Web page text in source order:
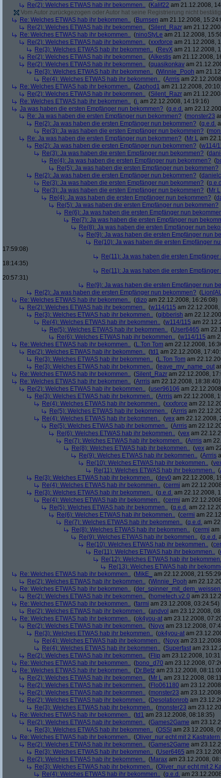
Re(2): Welches ETWAS hab ihr bekommen.. (Kalif22 am 21.12.2008,
Vom Autor zurückgezogen oder Autor hat seine Registrierung nicht
Re: Welches ETWAS hab ihr bekommen.. (Burnsen am 21.12.2008,
Re(2): Welches ETWAS hab ihr bekommen.. (Silent_Razr am
Re: Welches ETWAS hab ihr bekommen.. (ninoStyLe am 21.12.2008,
Re(2): Welches ETWAS hab ihr bekommen.. (xxxforce am 21.12.2008,
Re(3): Welches ETWAS hab ihr bekommen.. (RevX am 21.12.2008,
Re(2): Welches ETWAS hab ihr bekommen.. (Alkestis am 21.12.2008,
Re(2): Welches ETWAS hab ihr bekommen.. (quasikonkav am
Re(3): Welches ETWAS hab ihr bekommen.. (Winnie_Pooh am
Re(4): Welches ETWAS hab ihr bekommen.. (Arrris am
Re: Welches ETWAS hab ihr bekommen.. (Zaphod1 am 21.12.2008,
Re(2): Welches ETWAS hab ihr bekommen.. (Silent_Razr am
Re: Welches ETWAS hab ihr bekommen.. (j. am 22.12.2008, 14:19:16)
Ja was haben die ersten Empfänger nun bekommen? (q.e.d. am
Re: Ja was haben die ersten Empfänger nun bekommen? (monster23
Re(2): Ja was haben die ersten Empfänger nun bekommen? (q.e.d.
Re(3): Ja was haben die ersten Empfänger nun bekommen? (
Re: Ja was haben die ersten Empfänger nun bekommen? (Mr L am
Re(2): Ja was haben die ersten Empfänger nun bekommen? (w114/
Re(3): Ja was haben die ersten Empfänger nun bekommen? (
Re(4): Ja was haben die ersten Empfänger nun bekommen? (
Re(5): Ja was haben die ersten Empfänger nun bekommen?
Re(2): Ja was haben die ersten Empfänger nun bekommen? (
Re(3): Ja was haben die ersten Empfänger nun bekommen? (
Re(3): Ja was haben die ersten Empfänger nun bekommen? (Mr L
Re(4): Ja was haben die ersten Empfänger nun bekommen? (
Re(5): Ja was haben die ersten Empfänger nun bekommen?
Re(6): Ja was haben die ersten Empfänger nun
Re(7): Ja was haben die ersten Empfänger nun
Re(8): Ja was haben die ersten Empfänger nun
Re(9): Ja was haben die ersten Empfänger nun
Re(10): Ja was haben die ersten Empfänger
17:59:08)
Re(11): Ja was haben die ersten
18:14:35)
Re(11): Ja was haben die ersten
20:57:31)
Re(9): Ja was haben die ersten Empfänger nun
Re(2): Ja was haben die ersten Empfänger nun bekommen? (
Re: Welches ETWAS hab ihr bekommen.. (dizo am 22.12.2008, 16:26:08)
Re(2): Welches ETWAS hab ihr bekommen.. (w114/115 am
Re(3): Welches ETWAS hab ihr bekommen.. (gibberish am
Re(4): Welches ETWAS hab ihr bekommen.. (w114/115 am
Re(5): Welches ETWAS hab ihr bekommen.. (User6465 am
Re(6): Welches ETWAS hab ihr bekommen.. (w114/115 am
Re: Welches ETWAS hab ihr bekommen.. (L.Ton Tom am 22.12.2008,
Re(2): Welches ETWAS hab ihr bekommen.. (td1 am 22.12.2008,
Re(3): Welches ETWAS hab ihr bekommen.. (L.Ton Tom am
Re(3): Welches ETWAS hab ihr bekommen.. ( leave_my_name_out
Re: Welches ETWAS hab ihr bekommen.. (Silent_Razr am 22.12.2008,
Re: Welches ETWAS hab ihr bekommen.. (Arrris am 22.12.2008, 18:38:40)
Re(2): Welches ETWAS hab ihr bekommen.. (user96106 am
Re(3): Welches ETWAS hab ihr bekommen.. (Arrris am 22.12.2008,
Re(4): Welches ETWAS hab ihr bekommen.. (xxxforce am
Re(5): Welches ETWAS hab ihr bekommen.. (Arrris am
Re(4): Welches ETWAS hab ihr bekommen.. (vex am 22.12.2008,
Re(5): Welches ETWAS hab ihr bekommen.. (Arrris am
Re(6): Welches ETWAS hab ihr bekommen.. (vex am
Re(7): Welches ETWAS hab ihr bekommen.. (Arrris am
Re(8): Welches ETWAS hab ihr bekommen.. (vex am
Re(9): Welches ETWAS hab ihr bekommen.. (Arrris
Re(10): Welches ETWAS hab ihr bekommen.. (
Re(11): Welches ETWAS hab ihr bekommen.. (
Re(3): Welches ETWAS hab ihr bekommen.. (dev0 am 22.12.2008,
Re(4): Welches ETWAS hab ihr bekommen.. (cermi am
Re(3): Welches ETWAS hab ihr bekommen.. (q.e.d. am 22.12.2008,
Re(4): Welches ETWAS hab ihr bekommen.. (cermi am
Re(5): Welches ETWAS hab ihr bekommen.. (q.e.d. am
Re(6): Welches ETWAS hab ihr bekommen.. (cermi am
Re(7): Welches ETWAS hab ihr bekommen.. (q.e.d. am
Re(8): Welches ETWAS hab ihr bekommen.. (cermi am
Re(9): Welches ETWAS hab ihr bekommen.. (q.e.d.
Re(10): Welches ETWAS hab ihr bekommen.. (
Re(11): Welches ETWAS hab ihr bekommen.. (
Re(12): Welches ETWAS hab ihr
Re(13): Welches ETWAS hab ihr
Re: Welches ETWAS hab ihr bekommen.. (MikE_
am 22.12.2008,
Re(2): Welches ETWAS hab ihr bekommen.. (Winnie_Pooh am
Re: Welches ETWAS hab ihr bekommen.. (
Re(2): Welches ETWAS hab ihr bekommen.. (hometech.v2.0 am
Re: Welches ETWAS hab ihr bekommen.. (farmi am 23.12.2008, 03:24:54)
Re(2): Welches ETWAS hab ihr bekommen.. (andvol am 23.12.2008,
Re: Welches ETWAS hab ihr bekommen.. (ok4you-at am 23.12.2008,
Re(2): Welches ETWAS hab ihr bekommen.. (Noyx am 23.12.2008,
Re(3): Welches ETWAS hab ihr bekommen.. (ok4you-at am
Re(4): Welches ETWAS hab ihr bekommen.. (Noyx am
Re(4): Welches ETWAS hab ihr bekommen.. (Superfast am
Re(2): Welches ETWAS hab ihr bekommen.. (Flip am 23.12.2008,
Re: Welches ETWAS hab ihr bekommen.. (bono_d70 am 23.12.2008,
Re: Welches ETWAS hab ihr bekommen.. (Dr.Betz am 23.12.2008,
Re(2): Welches ETWAS hab ihr bekommen.. (Mr L am 23.12.2008,
Re(2): Welches ETWAS hab ihr bekommen.. (Flo061180 am
Re(2): Welches ETWAS hab ihr bekommen.. (monster23 am
Re(2): Welches ETWAS hab ihr bekommen.. (Desolationrob am
Re(3): Welches ETWAS hab ihr bekommen.. (monster23 am
Re: Welches ETWAS hab ihr bekommen.. (td1 am 23.12.2008, 08:18:35)
Re(2): Welches ETWAS hab ihr bekommen.. (Games2Game am
Re(3): Welches ETWAS hab ihr bekommen.. (OSSI am 23.12.2008,
Re: Welches ETWAS hab ihr bekommen.. (Oliver_nur echt mit 2
Re(2): Welches ETWAS hab ihr bekommen.. (Games2Game am
Re(3): Welches ETWAS hab ihr bekommen.. (User6465 am
Re(2): Welches ETWAS hab ihr bekommen.. (Marax am 23.12.2008,
Re(3): Welches ETWAS hab ihr bekommen.. (Oliver_nur echt mit 2
Re(4): Welches ETWAS hab ihr bekommen.. (q.e.d. am